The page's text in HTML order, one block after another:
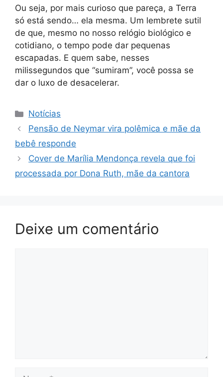
Ou seja, por mais curioso que pareça, a Terra
só está sendo… ela mesma. Um lembrete sutil
de que, mesmo no nosso relógio biológico e
cotidiano, o tempo pode dar pequenas
escapadas. E quem sabe, nesses
milissegundos que “sumiram”, você possa se
dar o luxo de desacelerar.
Categorias
Notícias
Pensão de Neymar vira polêmica e mãe da
bebê responde
Cover de Marília Mendonça revela que foi
processada por Dona Ruth, mãe da cantora
Deixe um comentário
Nome